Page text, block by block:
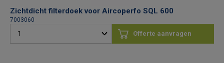
Zichtdicht filterdoek voor Aircoperfo SQL 600
7003060
Offerte aanvragen